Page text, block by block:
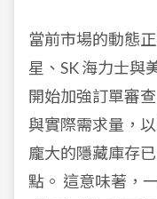
當前市場的動態
星、SK 海力士與
開始加強訂單審
與實際需求量，
龐大的隱藏庫存
點。 這意味著，